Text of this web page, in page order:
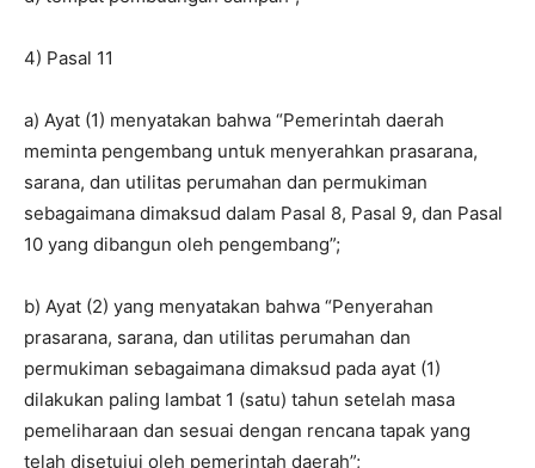
4) Pasal 11
a) Ayat (1) menyatakan bahwa “Pemerintah daerah
meminta pengembang untuk menyerahkan prasarana,
sarana, dan utilitas perumahan dan permukiman
sebagaimana dimaksud dalam Pasal 8, Pasal 9, dan Pasal
10 yang dibangun oleh pengembang”;
b) Ayat (2) yang menyatakan bahwa “Penyerahan
prasarana, sarana, dan utilitas perumahan dan
permukiman sebagaimana dimaksud pada ayat (1)
dilakukan paling lambat 1 (satu) tahun setelah masa
pemeliharaan dan sesuai dengan rencana tapak yang
telah disetujui oleh pemerintah daerah”;